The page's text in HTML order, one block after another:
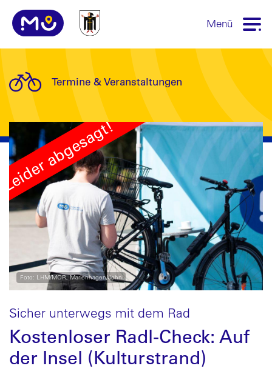
Menü
Termine & Veranstaltungen
Sicher unterwegs mit dem Rad
Kostenloser Radl-Check: Auf
der Insel (Kulturstrand)
Foto: LHM/MOR, Marienhagen/John
abgesagt!